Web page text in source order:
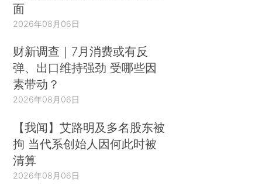
面
2026年08月06日
财新调查｜7月消费或有反
弹、出口维持强劲 受哪些因
素带动？
2026年08月06日
【我闻】艾路明及多名股东被
拘 当代系创始人因何此时被
清算
2026年08月06日